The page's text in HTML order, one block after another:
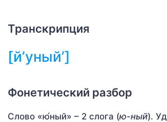
Транскрипция
[й’уный’]
Фонетический разбор
Слово «ю́ный» – 2 слога (ю-ный).